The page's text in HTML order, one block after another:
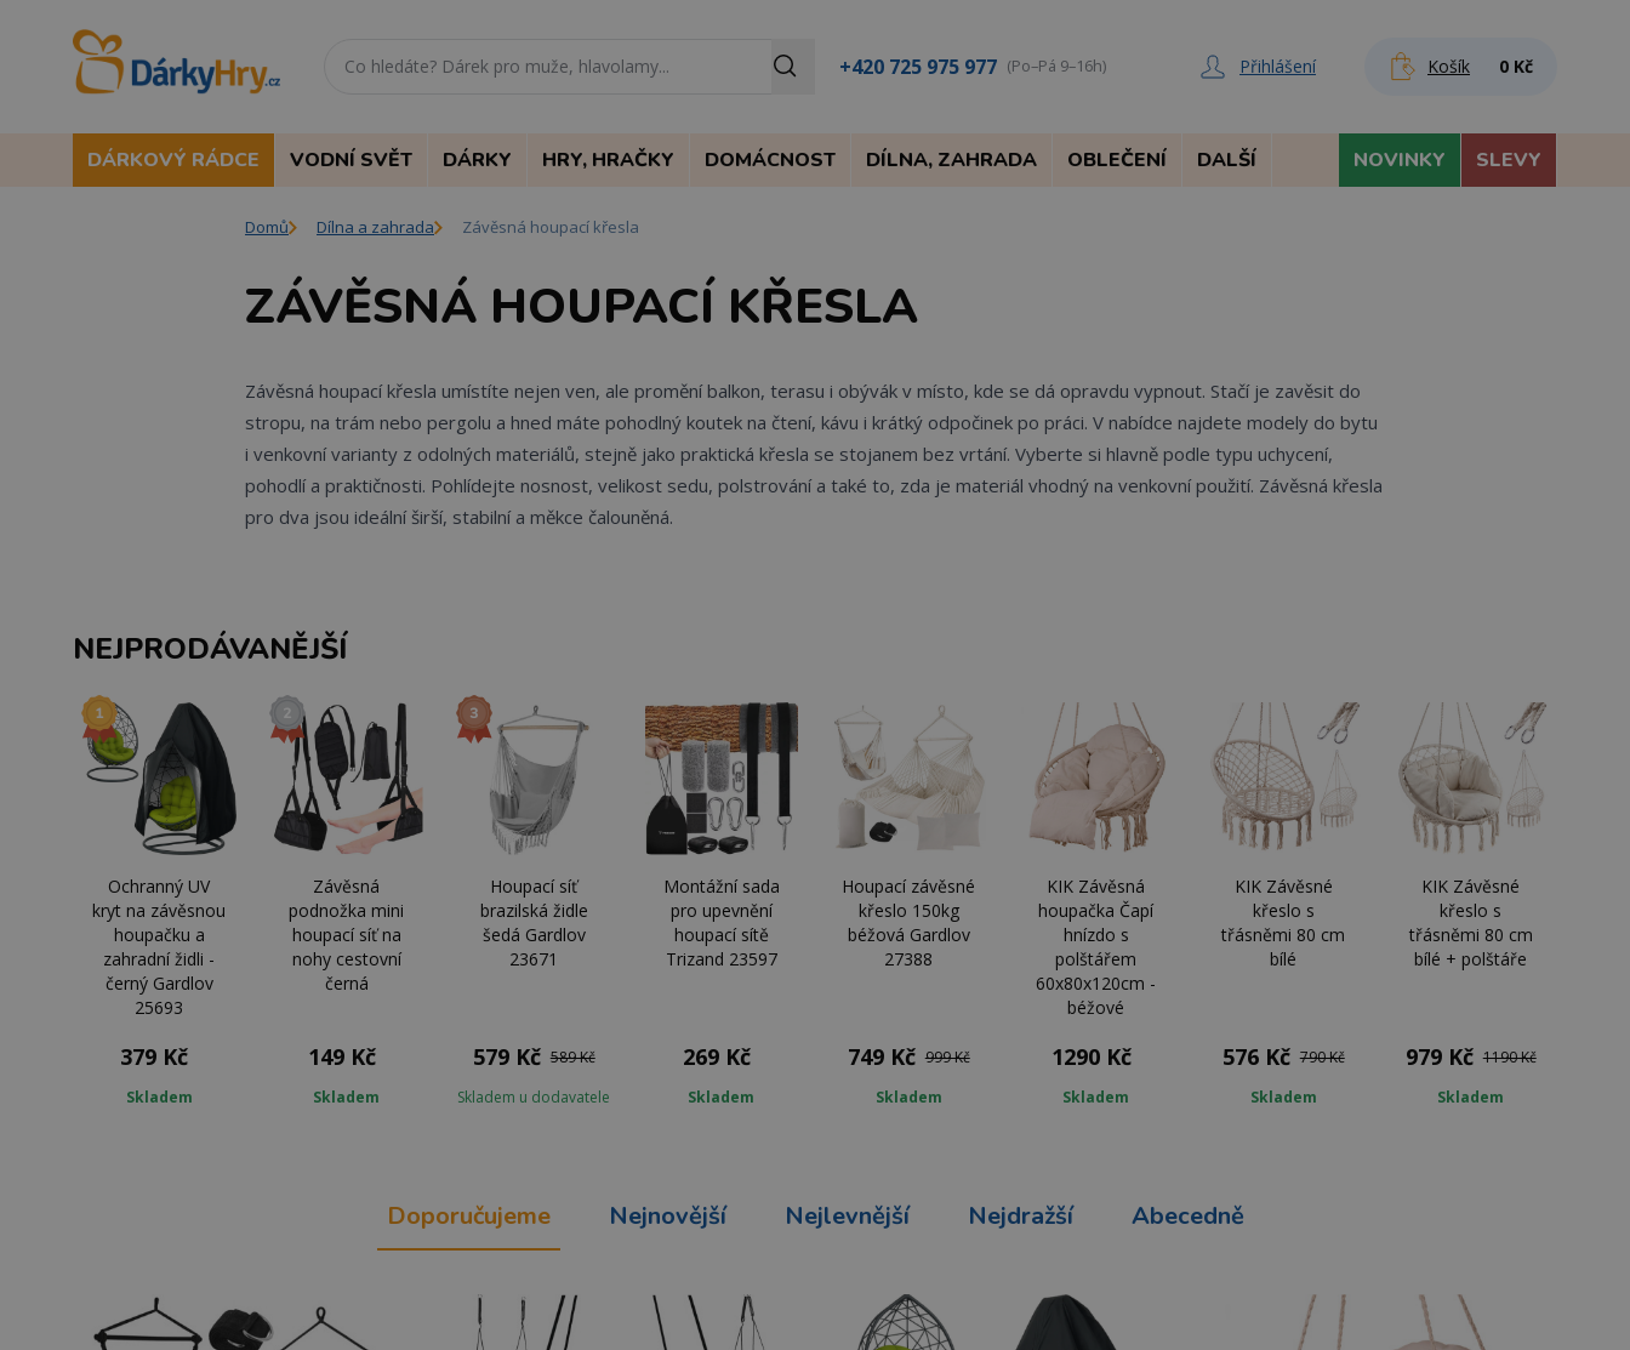
+420 725 975 977 (Po–Pá 9–16h) Přihlášení Košík 0 Kč
DÁRKOVÝ RÁDCE VODNÍ SVĚT DÁRKY HRY, HRAČKY DOMÁCNOST DÍLNA, ZAHRADA OBLEČENÍ DALŠÍ NOVINKY SLEVY
Domů Dílna a zahrada Závěsná houpací křesla
ZÁVĚSNÁ HOUPACÍ KŘESLA
Závěsná houpací křesla umístíte nejen ven, ale promění balkon, terasu i obývák v místo, kde se dá opravdu vypnout. Stačí je zavěsit do
stropu, na trám nebo pergolu a hned máte pohodlný koutek na čtení, kávu i krátký odpočinek po práci. V nabídce najdete modely do bytu
i venkovní varianty z odolných materiálů, stejně jako praktická křesla se stojanem bez vrtání. Vyberte si hlavně podle typu uchycení,
pohodlí a praktičnosti. Pohlídejte nosnost, velikost sedu, polstrování a také to, zda je materiál vhodný na venkovní použití. Závěsná křesla
pro dva jsou ideální širší, stabilní a měkce čalouněná.
NEJPRODÁVANĚJŠÍ
Ochranný UV
kryt na závěsnou
houpačku a
zahradní židli -
černý Gardlov
25693
379 Kč
Skladem
Závěsná
podnožka mini
houpací síť na
nohy cestovní
černá
149 Kč
Skladem
Houpací síť
brazilská židle
šedá Gardlov
23671
579 Kč 589 Kč
Skladem u dodavatele
Montážní sada
pro upevnění
houpací sítě
Trizand 23597
269 Kč
Skladem
Houpací závěsné
křeslo 150kg
béžová Gardlov
27388
749 Kč 999 Kč
Skladem
KIK Závěsná
houpačka Čapí
hnízdo s
polštářem
60x80x120cm -
béžové
1290 Kč
Skladem
KIK Závěsné
křeslo s
třásněmi 80 cm
bílé
576 Kč 790 Kč
Skladem
KIK Závěsné
křeslo s
třásněmi 80 cm
bílé + polštáře
979 Kč 1190 Kč
Skladem
Doporučujeme Nejnovější Nejlevnější Nejdražší Abecedně